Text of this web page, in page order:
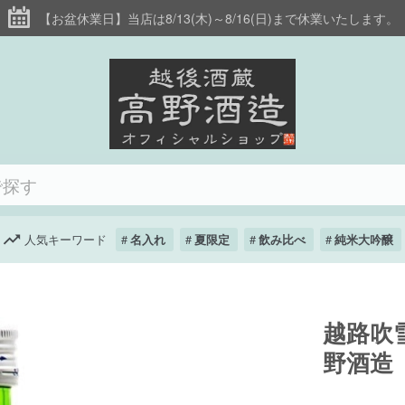
【お盆休業日】当店は8/13(木)～8/16(日)まで休業いたします。
人気キーワード 名入れ 夏限定 飲み比べ 純米大吟醸
越路吹
野酒造